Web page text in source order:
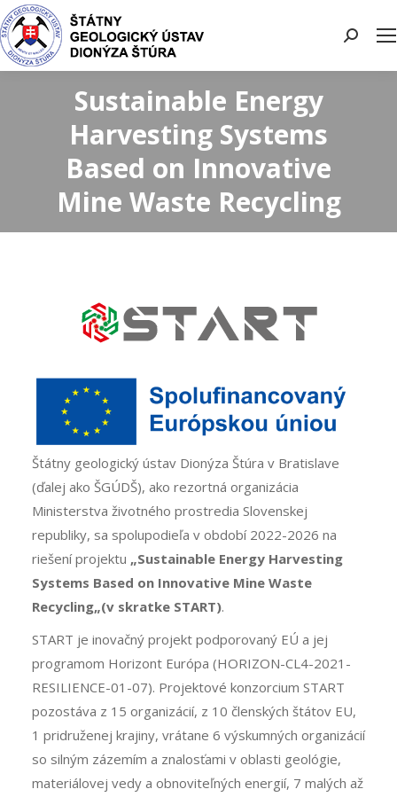
Search:
Sustainable Energy
Harvesting Systems
Based on Innovative
Mine Waste Recycling
Štátny geologický ústav Dionýza Štúra v Bratislave
(ďalej ako ŠGÚDŠ), ako rezortná organizácia
Ministerstva životného prostredia Slovenskej
republiky, sa spolupodieľa v období 2022-2026 na
riešení projektu „Sustainable Energy Harvesting
Systems Based on Innovative Mine Waste
Recycling„(v skratke START).
START je inovačný projekt podporovaný EÚ a jej
programom Horizont Európa (HORIZON-CL4-2021-
RESILIENCE-01-07). Projektové konzorcium START
pozostáva z 15 organizácií, z 10 členských štátov EU,
1 pridruženej krajiny, vrátane 6 výskumných organizácií
so silným zázemím a znalosťami v oblasti geológie,
materiálovej vedy a obnoviteľných energií, 7 malých až